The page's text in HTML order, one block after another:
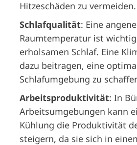
Hitzeschäden zu vermeiden.
Schlafqualität: Eine
Raumtemperatur ist
erholsamen Schlaf. Eine
dazu beitragen, eine
Schlafumgebung zu
Arbeitsproduktivität: In
Arbeitsumgebungen kann
Kühlung die Produktivität
steigern, da sie sich in